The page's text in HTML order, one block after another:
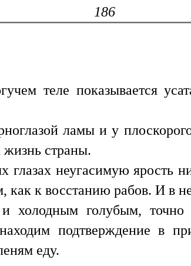
186
теле показывается
ламы и у
жизнь страны.
глазах неугасимую ярость
как к восстанию рабов. И в
холодным голубым,
подтверждение в
еду.